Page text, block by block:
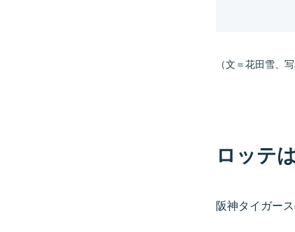
（文＝花田雪、
ロッテ
阪神タイガー